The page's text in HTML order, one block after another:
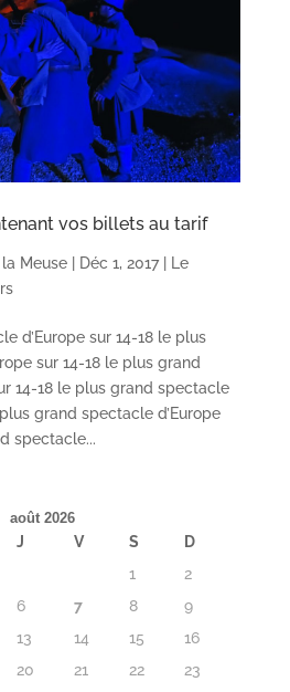
vos billets au tarif
Meuse| Déc 1, 2017|
Le
d’Europe sur 14-18 le plus
sur 14-18 le plus grand
14-18 le plus grand spectacle
grand spectacle d’Europe
spectacle...
août 2026
J V S
D
1
2
6 7 8
9
13 14 15
16
20 21 22 23